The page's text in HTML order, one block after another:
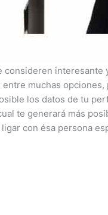
consideren
muchas
los datos de tu
te generará más
con ésa persona